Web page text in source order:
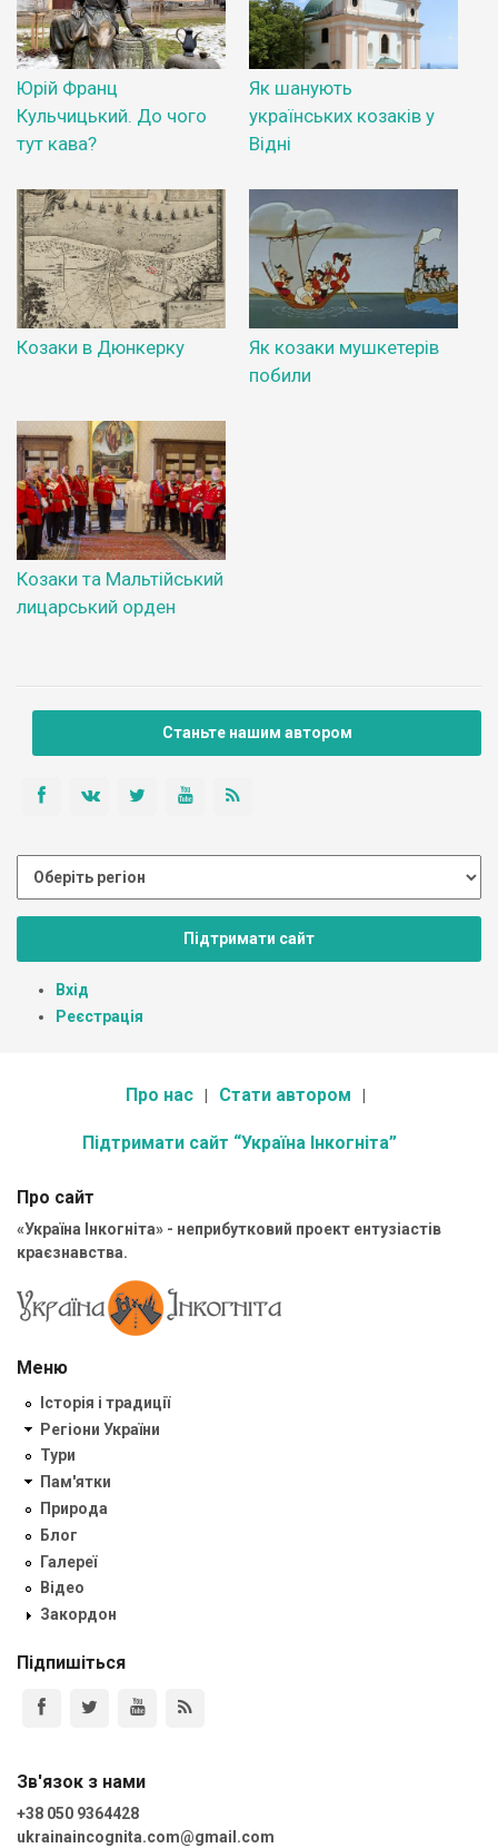
Юрій Франц
Кульчицький. До чого
тут кава?
Як шанують
українських козаків у
Відні
Козаки в Дюнкерку
Як козаки мушкетерів
побили
Козаки та Мальтійський
лицарський орден
Станьте нашим автором
Підтримати сайт
Вхід
Реєстрація
Про нас Стати автором
Підтримати сайт “Україна Інкогніта”
Про сайт
«Україна Інкогніта» - неприбутковий проект ентузіастів
краєзнавства.
Меню
Історія і традиції
Регіони України
Тури
Пам'ятки
Природа
Блог
Галереї
Відео
Закордон
Підпишіться
Зв'язок з нами
+38 050 9364428
ukrainaincognita.com@gmail.com